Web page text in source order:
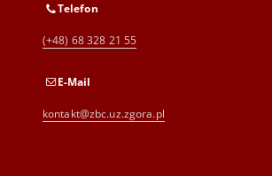
Telefon
(+48) 68 328 21 55
E-Mail
kontakt@zbc.uz.zgora.pl